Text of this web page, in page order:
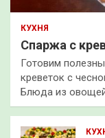
КУХНЯ
Спаржа с
Готовим
креветок с
Блюда из